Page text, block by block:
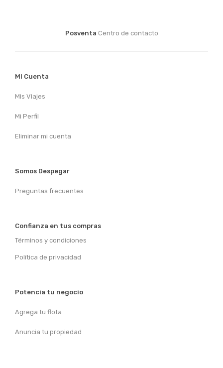
Posventa Centro de contacto
Mi Cuenta
Mis Viajes
Mi Perfil
Eliminar mi cuenta
Somos Despegar
Preguntas frecuentes
Confianza en tus compras
Términos y condiciones
Política de privacidad
Potencia tu negocio
Agrega tu flota
Anuncia tu propiedad